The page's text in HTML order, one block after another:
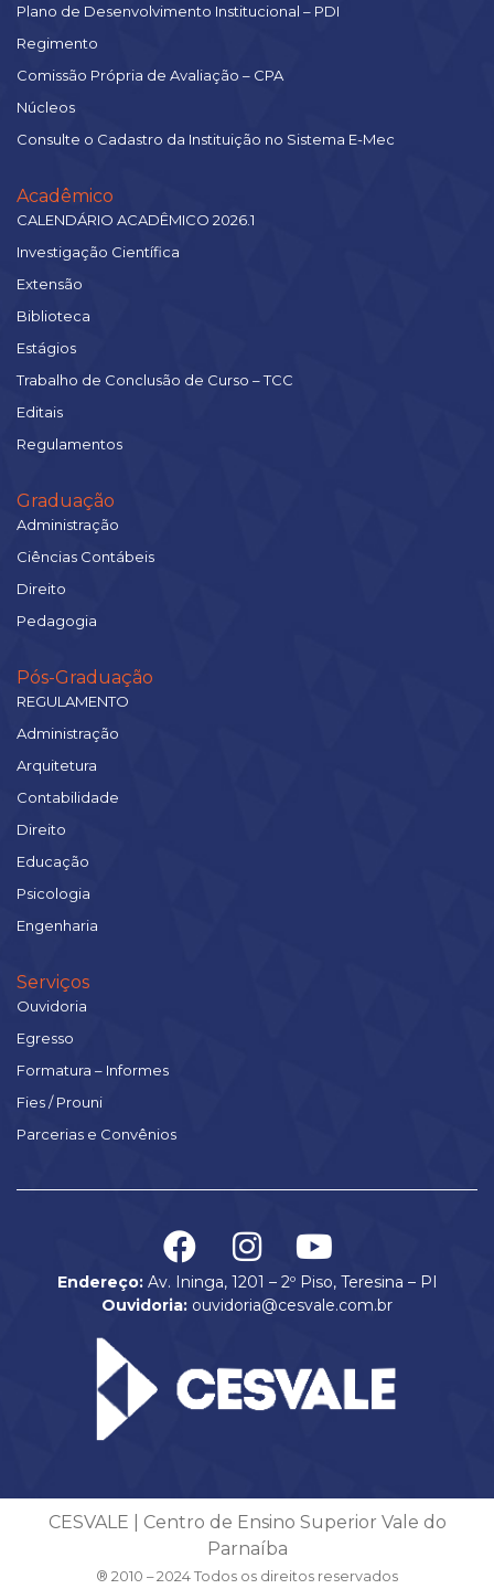
Plano de Desenvolvimento Institucional – PDI
Regimento
Comissão Própria de Avaliação – CPA
Núcleos
Consulte o Cadastro da Instituição no Sistema E-Mec
Acadêmico
CALENDÁRIO ACADÊMICO 2026.1
Investigação Científica
Extensão
Biblioteca
Estágios
Trabalho de Conclusão de Curso – TCC
Editais
Regulamentos
Graduação
Administração
Ciências Contábeis
Direito
Pedagogia
Pós-Graduação
REGULAMENTO
Administração
Arquitetura
Contabilidade
Direito
Educação
Psicologia
Engenharia
Serviços
Ouvidoria
Egresso
Formatura – Informes
Fies / Prouni
Parcerias e Convênios
Endereço:Av. Ininga, 1201 – 2º Piso, Teresina – PI
Ouvidoria: ouvidoria@cesvale.com.br
CESVALE | Centro de Ensino Superior Vale do
Parnaíba
® 2010 – 2024 Todos os direitos reservados